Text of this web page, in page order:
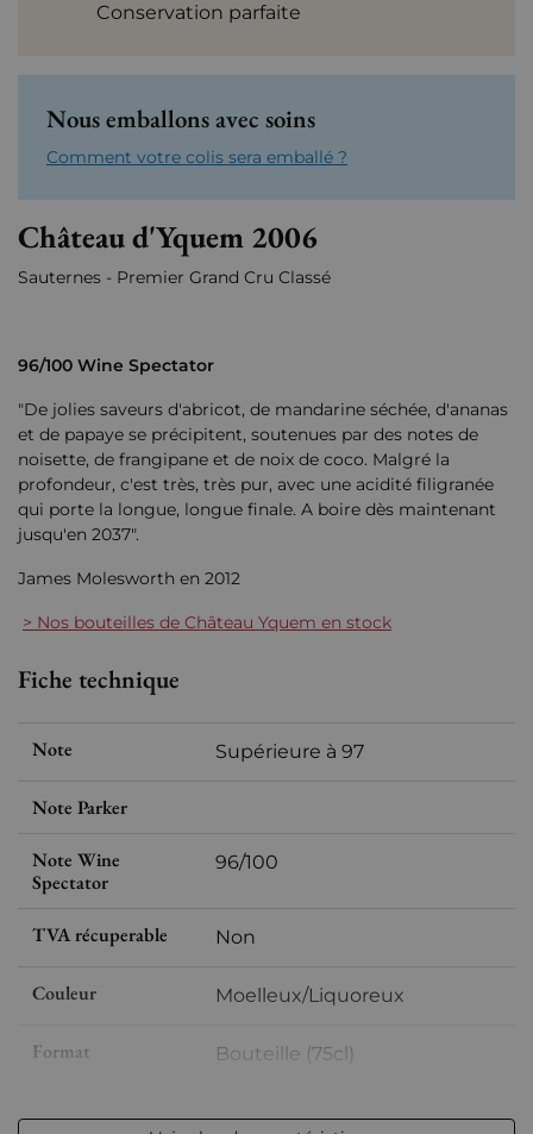
Conservation parfaite
Nous emballons avec soins
Comment votre colis sera emballé ?
Château d'Yquem 2006
Sauternes - Premier Grand Cru Classé
96/100 Wine Spectator
"De jolies saveurs d'abricot, de mandarine séchée, d'ananas
et de papaye se précipitent, soutenues par des notes de
noisette, de frangipane et de noix de coco. Malgré la
profondeur, c'est très, très pur, avec une acidité filigranée
qui porte la longue, longue finale. A boire dès maintenant
jusqu'en 2037".
James Molesworth en 2012
> Nos bouteilles de Château Yquem en stock
Fiche technique
Note Supérieure à 97
Note Parker
Note Wine
Spectator
96/100
TVA récuperable Non
Couleur Moelleux/Liquoreux
Format Bouteille (75cl)